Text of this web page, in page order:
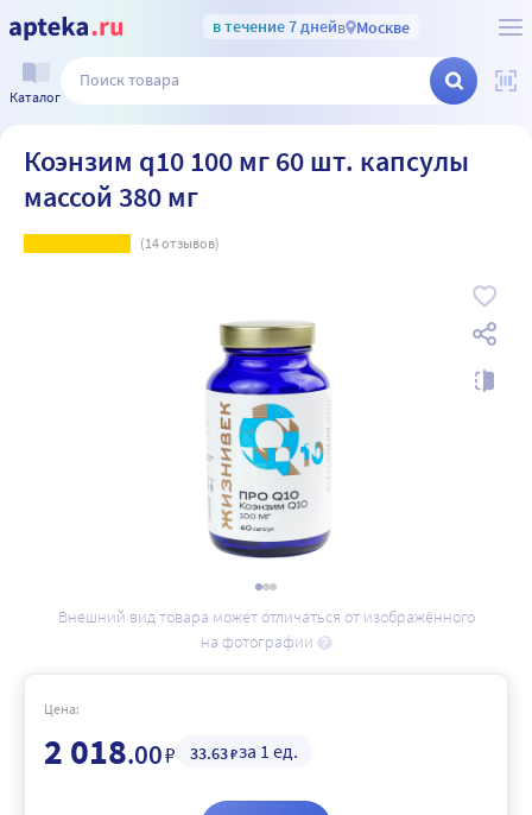
в течение 7 днейв Москве
Каталог
Коэнзим q10 100 мг 60 шт. капсулы
массой 380 мг
(14отзывов)
Внешний вид товара может отличаться от изображённого
на фотографии
Цена:
2 018.00₽ 33.63₽за 1 ед.